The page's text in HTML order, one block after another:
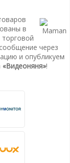
в
через
и опубликуем
«Видеоняня»!